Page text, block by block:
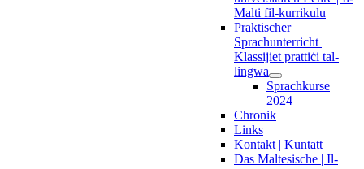
Malti fil-kurrikulu
Praktischer
Sprachunterricht |
Klassijiet prattiċi tal-
lingwa
Sprachkurse
2024
Chronik
Links
Kontakt | Kuntatt
Das Maltesische | Il-